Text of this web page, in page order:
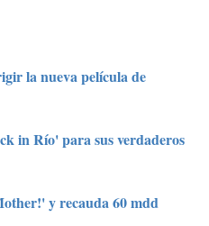
la nueva película de
in Río' para sus verdaderos
y recauda 60 mdd